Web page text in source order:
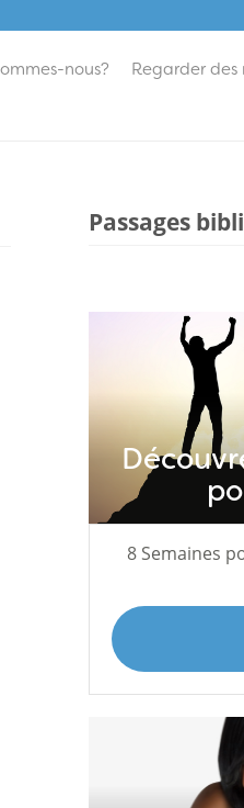
nous?
Regarder des
Passages
8 Semaines